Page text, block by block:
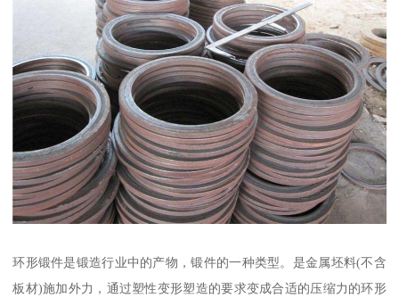
环形锻件是锻造行业中的产物，锻件的一种类型。是金属坯料(不含
板材)施加外力，通过塑性变形塑造的要求变成合适的压缩力的环形